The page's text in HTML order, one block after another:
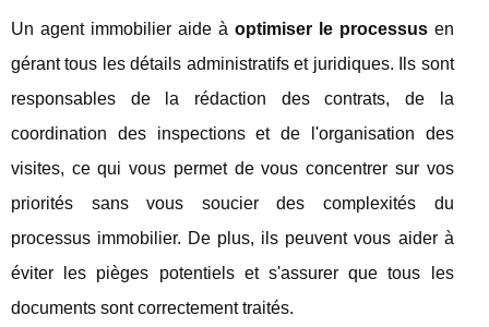
Un agent immobilier aide à optimiser le processusen
gérant tous les détails administratifs et juridiques. Ils sont
responsables de la rédaction des contrats, de la
coordination des inspections et de l'organisation des
visites, ce qui vous permet de vous concentrer sur vos
priorités sans vous soucier des complexités du
processus immobilier. De plus, ils peuvent vous aider à
éviter les pièges potentiels et s'assurer que tous les
documents sont correctement traités.